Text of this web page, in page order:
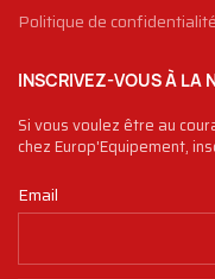
Politique de confidentialité
INSCRIVEZ-VOUS À LA
Si vous voulez être au
chez Europ'Equipement,
Email